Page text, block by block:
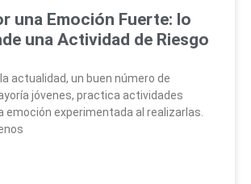
una Emoción Fuerte: lo
una Actividad de Riesgo
actualidad, un buen número de
jóvenes, practica actividades
emoción experimentada al realizarlas.